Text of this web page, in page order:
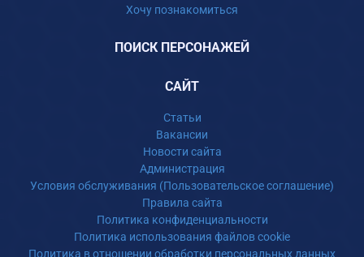
Хочу познакомиться
ПОИСК ПЕРСОНАЖЕЙ
САЙТ
Статьи
Вакансии
Новости сайта
Администрация
Условия обслуживания (Пользовательское соглашение)
Правила сайта
Политика конфиденциальности
Политика использования файлов cookie
Политика в отношении обработки персональных данных